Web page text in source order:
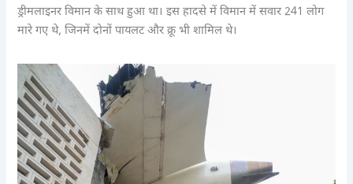
ड्रीमलाइनर विमान के साथ हुआ था। इस हादसे में विमान में सवार 241 लोग
मारे गए थे, जिनमें दोनों पायलट और क्रू भी शामिल थे।